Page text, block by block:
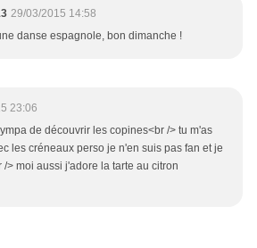
29/03/2015 14:58
danse espagnole, bon dimanche !
23:06
de découvrir les copines<br /> tu m'as
les créneaux perso je n'en suis pas fan et je
/> moi aussi j'adore la tarte au citron